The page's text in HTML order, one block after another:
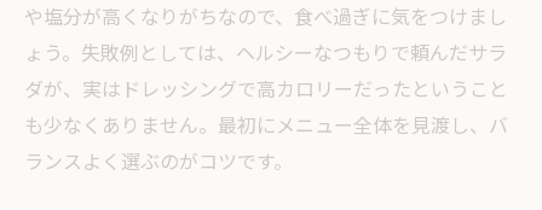
や塩分が高くなりがちなので、食べ過ぎに気をつけまし
ょう。失敗例としては、ヘルシーなつもりで頼んだサラ
ダが、実はドレッシングで高カロリーだったということ
も少なくありません。最初にメニュー全体を見渡し、バ
ランスよく選ぶのがコツです。